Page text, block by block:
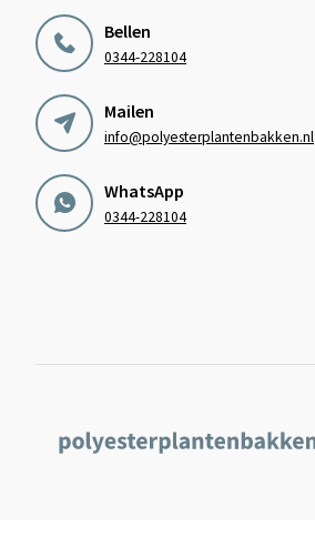
Bellen
0344-228104
Mailen
info@polyesterplantenbakken.nl
WhatsApp
0344-228104